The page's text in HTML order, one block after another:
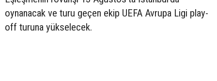
oynanacak ve turu geçen ekip UEFA Avrupa Ligi play-
off turuna yükselecek.